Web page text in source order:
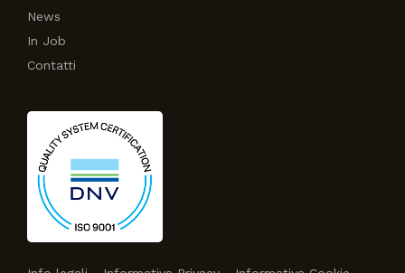
News
In Job
Contatti